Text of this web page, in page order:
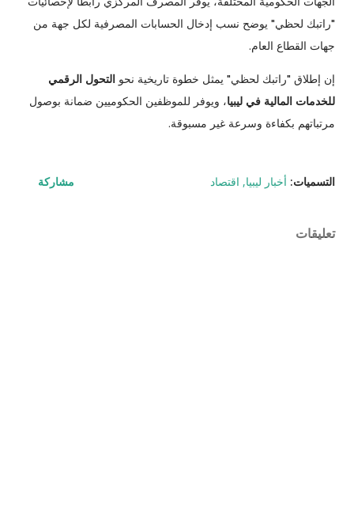
"راتبك لحظي" يوضح نسب إدخال الحسابات المصرفية لكل جهة من
جهات القطاع العام.
إن إطلاق "راتبك لحظي" يمثل خطوة تاريخية نحو التحول الرقمي
للخدمات المالية في ليبيا، ويوفر للموظفين الحكوميين ضمانة بوصول
مرتباتهم بكفاءة وسرعة غير مسبوقة.
التسميات: أخبار ليبيا اقتصاد مشاركة
تعليقات